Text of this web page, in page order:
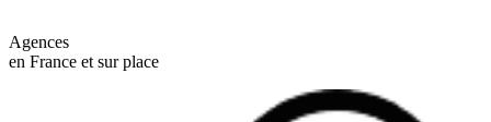
Agences
en France et sur place